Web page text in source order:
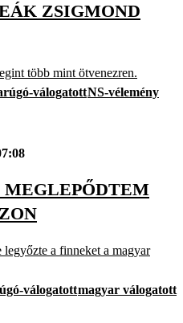
ZSIGMOND
több mint ötvenezren.
válogatottNS-vélemény
MEGLEPŐDTEM
a finneket a magyar
válogatottmagyar válogatott